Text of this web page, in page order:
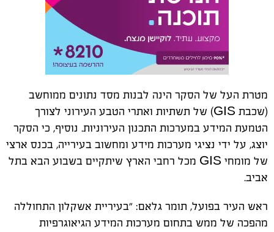
מטרת העל של הסקר הינה לבנות מסד נתונים ממוחשב
(שכבת GIS) של תשתיות ואתרי הטבע העירוני לצורך
הטמעת המידע במערכות התכנון העירוניות. נוסיף, כי הסקר
יוצג, על ידי נציגי מערכות מידע ומחשוב בעירייה, בכנס ארצי
של מומחי GIS מכל רחבי הארץ שיתקיים בשבוע הבא בתל
אביב.
ראש העיר בפועל, תומר גלאם: "בעיריית אשקלון התחוללה
מהפכה של ממש בתחום מערכות המידע הגיאוגרפיות